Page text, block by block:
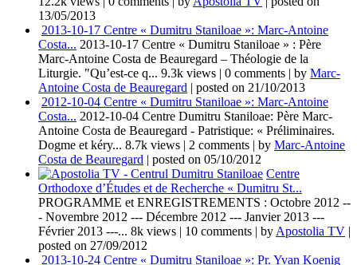
13/05/2013
2013-10-17 Centre « Dumitru Staniloae »: Marc-Antoine
Costa... 2013-10-17 Centre « Dumitru Staniloae » : Père
Marc-Antoine Costa de Beauregard – Théologie de la
Liturgie. "Qu’est-ce q... 9.3k views | 0 comments | by Marc-
Antoine Costa de Beauregard | posted on 21/10/2013
2012-10-04 Centre « Dumitru Staniloae »: Marc-Antoine
Costa... 2012-10-04 Centre Dumitru Staniloae: Père Marc-
Antoine Costa de Beauregard - Patristique: « Préliminaires.
Dogme et kéry... 8.7k views | 2 comments | by Marc-Antoine
Costa de Beauregard | posted on 05/10/2012
Centre
Orthodoxe d’Études et de Recherche « Dumitru St...
PROGRAMME et ENREGISTREMENTS : Octobre 2012 --
- Novembre 2012 --- Décembre 2012 --- Janvier 2013 ---
Février 2013 ---... 8k views | 10 comments | by Apostolia TV |
posted on 27/09/2012
2013-10-24 Centre « Dumitru Staniloae »: Pr. Yvan Koenig